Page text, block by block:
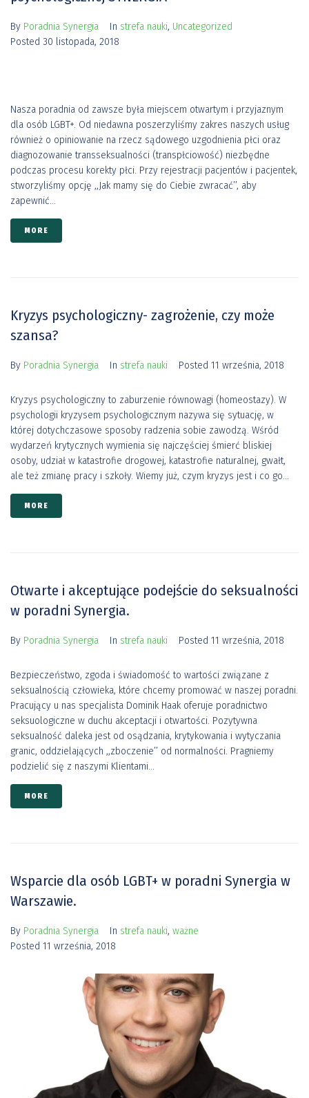
By Poradnia Synergia In strefa nauki, Uncategorized
Posted 30 listopada, 2018
Nasza poradnia od zawsze była miejscem otwartym i przyjaznym
dla osób LGBT+. Od niedawna poszerzyliśmy zakres naszych usług
również o opiniowanie na rzecz sądowego uzgodnienia płci oraz
diagnozowanie transseksualności (transpłciowość) niezbędne
podczas procesu korekty płci. Przy rejestracji pacjentów i pacjentek,
stworzyliśmy opcję ,,Jak mamy się do Ciebie zwracać’’, aby
zapewnić...
MORE
Kryzys psychologiczny- zagrożenie, czy może
szansa?
By Poradnia Synergia In strefa nauki Posted 11 września, 2018
Kryzys psychologiczny to zaburzenie równowagi (homeostazy). W
psychologii kryzysem psychologicznym nazywa się sytuację, w
której dotychczasowe sposoby radzenia sobie zawodzą. Wśród
wydarzeń krytycznych wymienia się najczęściej śmierć bliskiej
osoby, udział w katastrofie drogowej, katastrofie naturalnej, gwałt,
ale też zmianę pracy i szkoły. Wiemy już, czym kryzys jest i co go...
MORE
Otwarte i akceptujące podejście do seksualności
w poradni Synergia.
By Poradnia Synergia In strefa nauki Posted 11 września, 2018
Bezpieczeństwo, zgoda i świadomość to wartości związane z
seksualnością człowieka, które chcemy promować w naszej poradni.
Pracujący u nas specjalista Dominik Haak oferuje poradnictwo
seksuologiczne w duchu akceptacji i otwartości. Pozytywna
seksualność daleka jest od osądzania, krytykowania i wytyczania
granic, oddzielających ,,zboczenie’’ od normalności. Pragniemy
podzielić się z naszymi Klientami...
MORE
Wsparcie dla osób LGBT+ w poradni Synergia w
Warszawie.
By Poradnia Synergia In strefa nauki, ważne
Posted 11 września, 2018